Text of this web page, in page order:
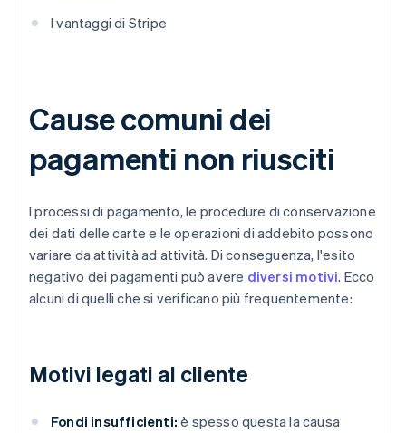
I vantaggi di Stripe
Cause comuni dei
pagamenti non riusciti
I processi di pagamento, le procedure di conservazione
dei dati delle carte e le operazioni di addebito possono
variare da attività ad attività. Di conseguenza, l'esito
negativo dei pagamenti può avere diversi motivi. Ecco
alcuni di quelli che si verificano più frequentemente:
Motivi legati al cliente
Fondi insufficienti: è spesso questa la causa